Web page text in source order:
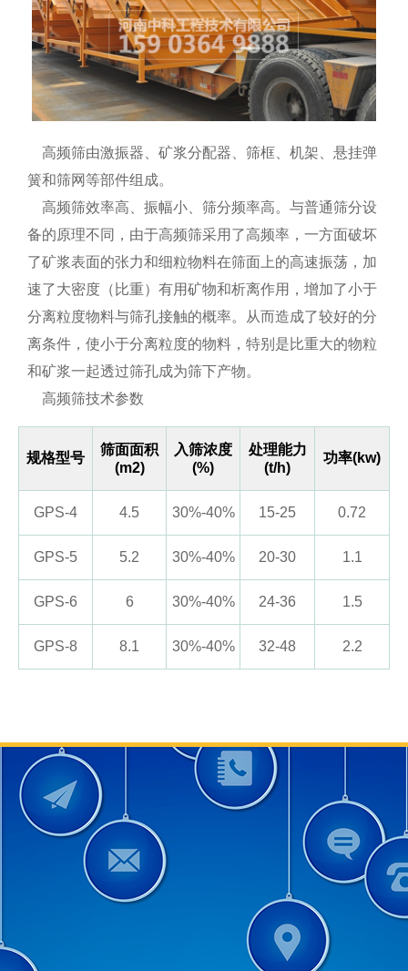
高频筛由激振器、矿浆分配器、筛框、机架、悬挂弹
簧和筛网等部件组成。
高频筛效率高、振幅小、筛分频率高。与普通筛分设
备的原理不同，由于高频筛采用了高频率，一方面破坏
了矿浆表面的张力和细粒物料在筛面上的高速振荡，加
速了大密度（比重）有用矿物和析离作用，增加了小于
分离粒度物料与筛孔接触的概率。从而造成了较好的分
离条件，使小于分离粒度的物料，特别是比重大的物粒
和矿浆一起透过筛孔成为筛下产物。
高频筛技术参数
规格型号
筛面面积
(m2)
入筛浓度
(%)
处理能力
(t/h)
功率(kw)
GPS-4 4.5 30%-40% 15-25 0.72
GPS-5 5.2 30%-40% 20-30 1.1
GPS-6 6 30%-40% 24-36 1.5
GPS-8 8.1 30%-40% 32-48 2.2